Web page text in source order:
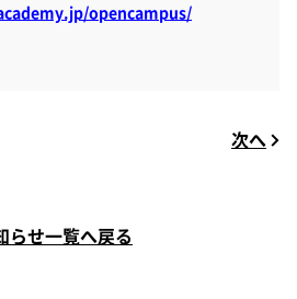
opencampus/
次へ
らせ一覧へ戻る